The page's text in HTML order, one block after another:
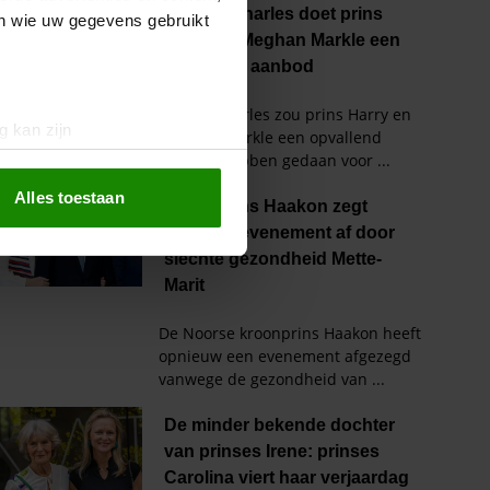
wie uw gegevens gebruikt
kan zijn
te bieden en om ons
partners voor social
die u aan ze heeft
met onze cookies als u
Alles toestaan